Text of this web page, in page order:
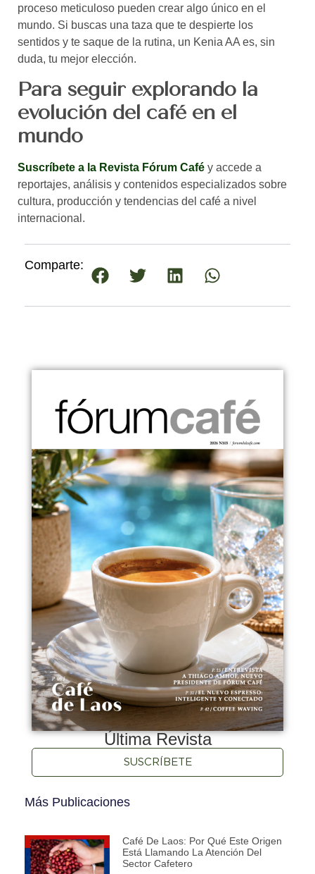
proceso meticuloso pueden crear algo único en el
mundo. Si buscas una taza que te despierte los
sentidos y te saque de la rutina, un Kenia AA es, sin
duda, tu mejor elección.
Para seguir explorando la
evolución del café en el
mundo
Suscríbete a la Revista Fórum Café y accede a
reportajes, análisis y contenidos especializados sobre
cultura, producción y tendencias del café a nivel
internacional.
Comparte:
Última Revista
SUSCRÍBETE
Más Publicaciones
Café De Laos: Por Qué Este Origen
Está Llamando La Atención Del
Sector Cafetero